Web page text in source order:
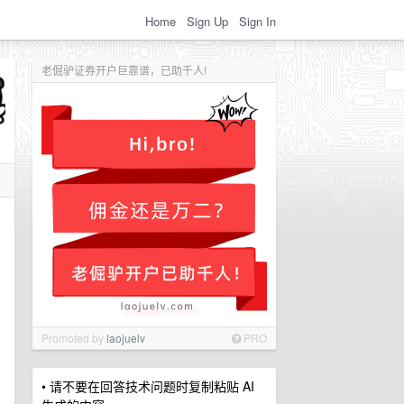
Home Sign Up Sign In
老倔驴证券开户巨靠谱，已助千人!
Promoted bylaojuelv PRO
• 请不要在回答技术问题时复制粘贴 AI